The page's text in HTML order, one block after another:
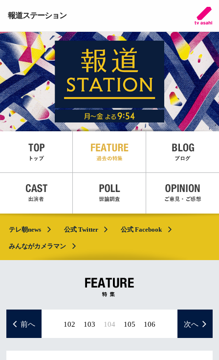
報道ステーション
テレ朝news 公式 Twitter 公式 Facebook
みんながカメラマン
前へ 102 103 104 105 106 次へ